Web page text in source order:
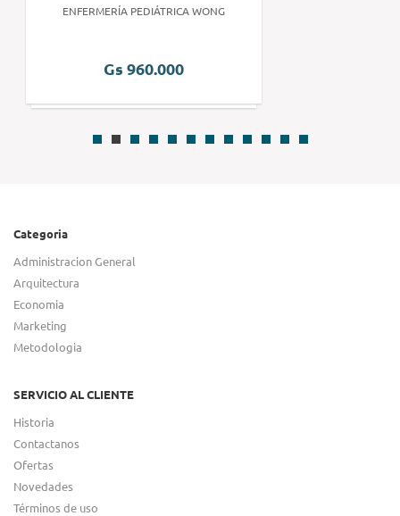
ENFERMERÍA PEDIÁTRICA WONG
Gs 960.000
Categoria
Administracion General
Arquitectura
Economia
Marketing
Metodologia
SERVICIO AL CLIENTE
Historia
Contactanos
Ofertas
Novedades
Términos de uso